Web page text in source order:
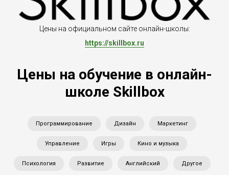
Цены на официальном сайте онлайн-школы:
https://skillbox.ru
Цены на обучение в онлайн-
школе Skillbox
Программирование Дизайн Маркетинг
Управление Игры Кино и музыка
Психология Развитие Английский Другое